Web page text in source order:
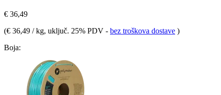
€ 36,49
(€ 36,49 / kg, uključ. 25% PDV - bez troškova dostave )
Boja: